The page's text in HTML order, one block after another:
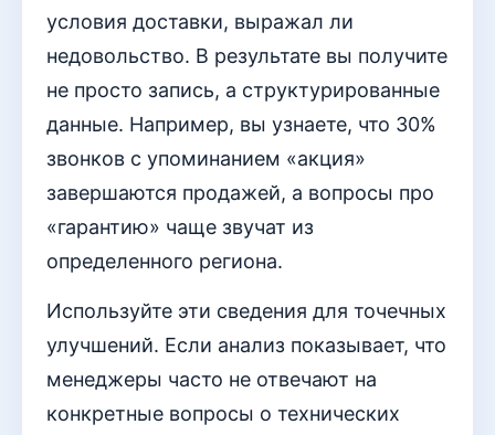
условия доставки, выражал ли
недовольство. В результате вы получите
не просто запись, а структурированные
данные. Например, вы узнаете, что 30%
звонков с упоминанием «акция»
завершаются продажей, а вопросы про
«гарантию» чаще звучат из
определенного региона.
Используйте эти сведения для точечных
улучшений. Если анализ показывает, что
менеджеры часто не отвечают на
конкретные вопросы о технических